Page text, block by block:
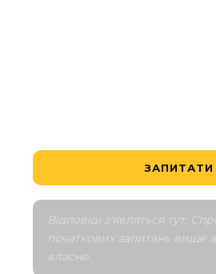
ЗАПИТАТИ
Відповіді з'являться тут.
початкових запитань вище
власне.